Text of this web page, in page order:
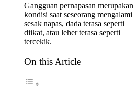
Gangguan pernapasan merupakan
kondisi saat seseorang mengalami
sesak napas, dada terasa seperti
diikat, atau leher terasa seperti
tercekik.
On this Article